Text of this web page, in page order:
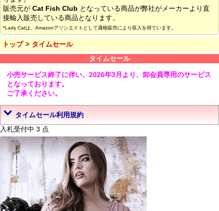
販売元が Cat Fish Club となっている商品が弊社がメーカーより直
接輸入販売している商品となります。
*Lady Catは、Amazonアソシエイトとして適格販売により収入を得ています。
トップ
タイムセール
タイムセール
小売サービス終了に伴い、2026年3月より、卸会員専用のサービス
となっております。
ご了承ください。
タイムセール利用規約
入札受付中 3 点